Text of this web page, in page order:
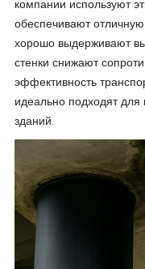
компании используют
обеспечивают
хорошо выдерживают
стенки снижают
эффективность
идеально подходят
зданий.